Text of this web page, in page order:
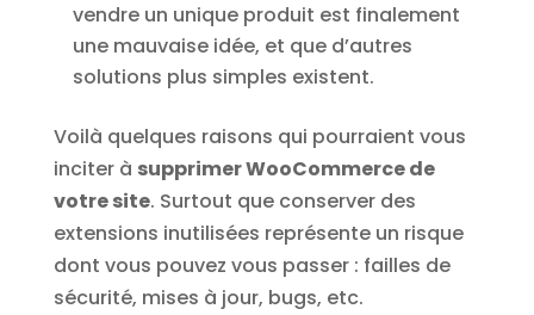
vendre un unique produit est finalement
une mauvaise idée, et que d’autres
solutions plus simples existent.
Voilà quelques raisons qui pourraient vous
inciter à supprimer WooCommerce de
votre site. Surtout que conserver des
extensions inutilisées représente un risque
dont vous pouvez vous passer : failles de
sécurité, mises à jour, bugs, etc.